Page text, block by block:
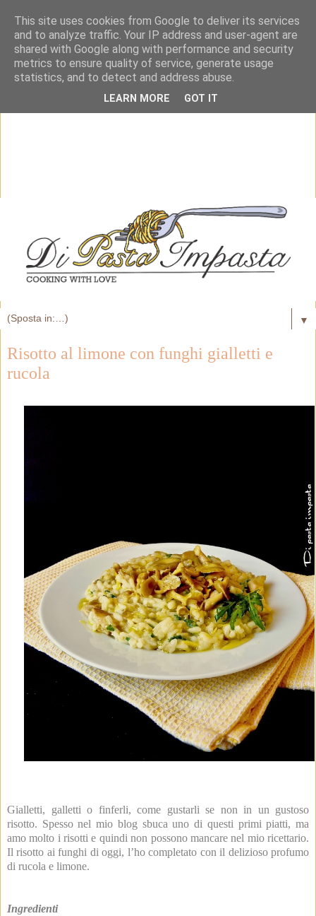
▼
Risotto al limone con funghi gialletti e
rucola
Gialletti, galletti o finferli, come gustarli se non in un gustoso
risotto. Spesso nel mio blog sbuca uno di questi primi piatti, ma
amo molto i risotti e quindi non possono mancare nel mio ricettario.
Il risotto ai funghi di oggi, l’ho completato con il delizioso profumo
di rucola e limone.
Ingredienti
This site uses cookies from Google to deliver its services
and to analyze traffic. Your IP address and user-agent are
shared with Google along with performance and security
metrics to ensure quality of service, generate usage
statistics, and to detect and address abuse.
LEARN MORE GOT IT